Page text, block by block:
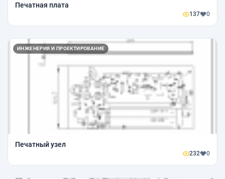
Печатная плата
137 0
ИНЖЕНЕРИЯ И ПРОЕКТИРОВАНИЕ
Печатный узел
232 0